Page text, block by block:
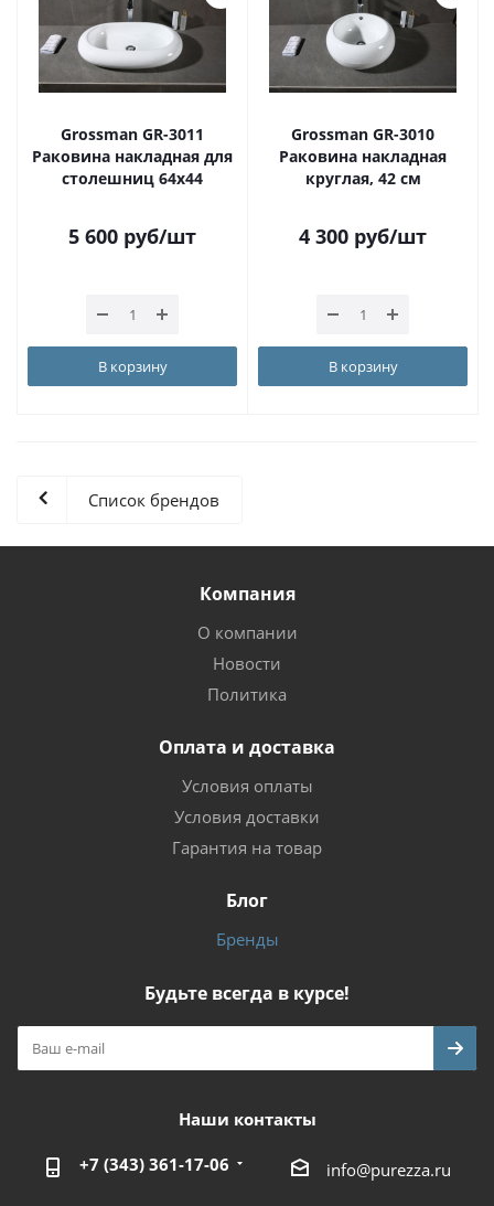
Grossman GR-3011
Раковина накладная для
столешниц 64х44
5 600 руб/шт
В корзину
Grossman GR-3010
Раковина накладная
круглая, 42 см
4 300 руб/шт
В корзину
Список брендов
Компания
О компании
Новости
Политика
Оплата и доставка
Условия оплаты
Условия доставки
Гарантия на товар
Блог
Бренды
Будьте всегда в курсе!
Наши контакты
+7 (343) 361-17-06 info@purezza.ru